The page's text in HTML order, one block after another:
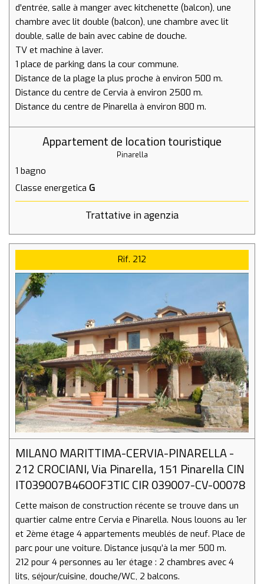
d'entrée, salle à manger avec kitchenette (balcon), une
chambre avec lit double (balcon), une chambre avec lit
double, salle de bain avec cabine de douche.
TV et machine à laver.
1 place de parking dans la cour commune.
Distance de la plage la plus proche à environ 500 m.
Distance du centre de Cervia à environ 2500 m.
Distance du centre de Pinarella à environ 800 m.
www.agenzialewa.com
lewa@agenzialewa.com
Appartement de location touristique
Pinarella
1 bagno
Classe energetica G
Trattative in agenzia
Rif. 212
MILANO MARITTIMA-CERVIA-PINARELLA -
212 CROCIANI, Via Pinarella, 151 Pinarella CIN
IT039007B46OOF3TIC CIR 039007-CV-00078
Cette maison de construction récente se trouve dans un
quartier calme entre Cervia e Pinarella. Nous louons au 1er
et 2ème étage 4 appartements meublés de neuf. Place de
parc pour une voiture. Distance jusqu’à la mer 500 m.
212 pour 4 personnes au 1er étage : 2 chambres avec 4
lits, séjour/cuisine, douche/WC, 2 balcons.